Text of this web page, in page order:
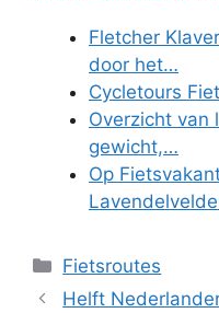
Fletcher
door het…
Cycletours
Overzicht van
gewicht,…
Op
Categorieën
Fietsroutes
Helft